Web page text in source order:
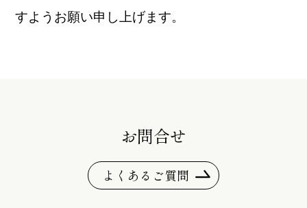
すようお願い申し上げます。
お問合せ
よくあるご質問